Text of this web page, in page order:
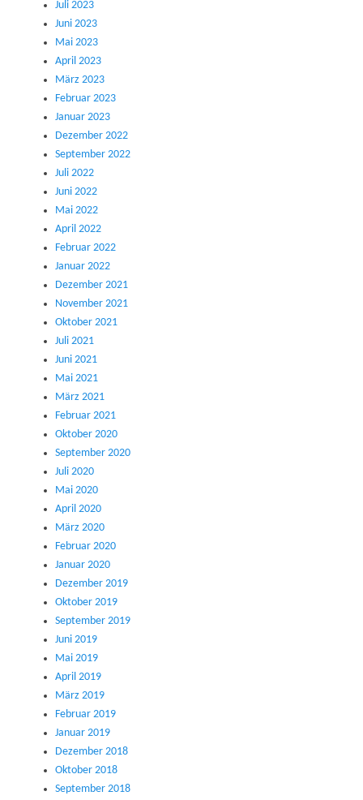
Juli 2023
Juni 2023
Mai 2023
April 2023
März 2023
Februar 2023
Januar 2023
Dezember 2022
September 2022
Juli 2022
Juni 2022
Mai 2022
April 2022
Februar 2022
Januar 2022
Dezember 2021
November 2021
Oktober 2021
Juli 2021
Juni 2021
Mai 2021
März 2021
Februar 2021
Oktober 2020
September 2020
Juli 2020
Mai 2020
April 2020
März 2020
Februar 2020
Januar 2020
Dezember 2019
Oktober 2019
September 2019
Juni 2019
Mai 2019
April 2019
März 2019
Februar 2019
Januar 2019
Dezember 2018
Oktober 2018
September 2018